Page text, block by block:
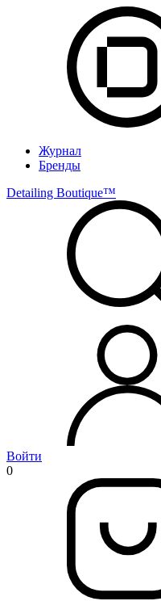
Журнал
Бренды
Detailing Boutique™️
Войти
0